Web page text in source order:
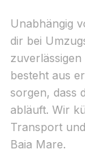
Unabhängig
dir bei
besteht aus
sorgen, dass
abläuft. Wir
Transport
Baia Mare.